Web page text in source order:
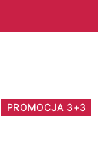
PROMOCJA 3+3